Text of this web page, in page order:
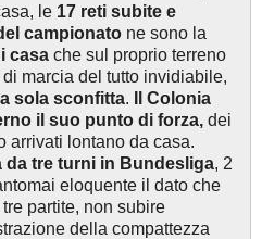
le 17 reti subite e
campionato ne sono la
casa che sul proprio terreno
marcia del tutto invidiabile,
sola sconfitta.
Il Colonia
il suo punto di forza, dei
arrivati lontano da casa.
da tre turni in Bundesliga, 2
eloquente il dato che
partite, non subire
della compattezza